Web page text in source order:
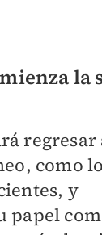
la
regresar
como
y
papel